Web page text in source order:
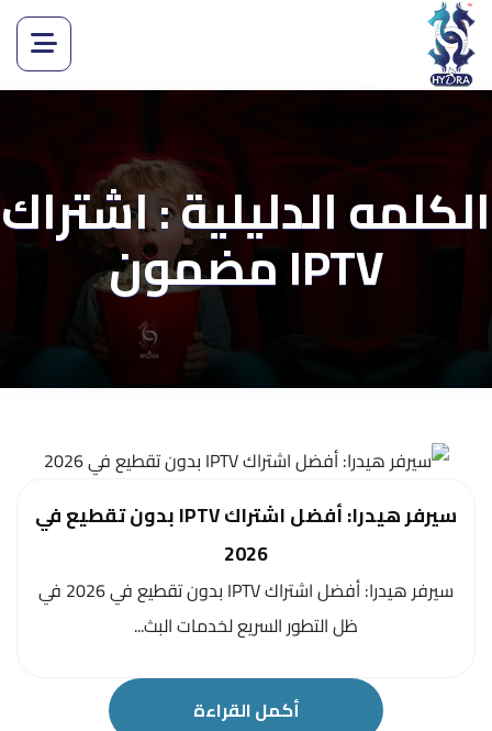
الكلمه الدليلية : اشتراك
IPTV مضمون
سيرفر هيدرا: أفضل اشتراك IPTV بدون تقطيع في
2026
سيرفر هيدرا: أفضل اشتراك IPTV بدون تقطيع في 2026 في
ظل التطور السريع لخدمات البث...
أكمل القراءة